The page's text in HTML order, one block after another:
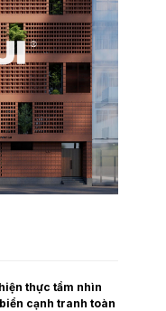
thực tầm nhìn
cạnh tranh toàn